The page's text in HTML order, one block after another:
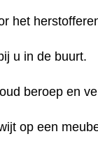
het
u in de buurt.
beroep en
op een